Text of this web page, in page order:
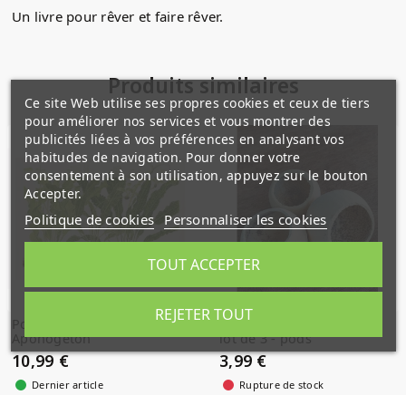
Un livre pour rêver et faire rêver.
Produits similaires
Poster art Tropica
Aponogeton
10,99 €
Dernier article
Gousse de Bael (Bell Cup)
lot de 3 - pods
3,99 €
Rupture de stock
Ce site Web utilise ses propres cookies et ceux de tiers
pour améliorer nos services et vous montrer des
publicités liées à vos préférences en analysant vos
habitudes de navigation. Pour donner votre
consentement à son utilisation, appuyez sur le bouton
Accepter.
Politique de cookies Personnaliser les cookies
REJETER TOUT
TOUT ACCEPTER